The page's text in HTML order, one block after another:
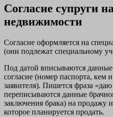
Согласие супруги
недвижимости
Согласие оформляется на
(они подлежат специальному
Под датой вписываются
согласие (номер паспорта, кем
заявителя). Пишется фраза «даю
переписываются данные
заключения брака) на продажу
которое планируется продать.